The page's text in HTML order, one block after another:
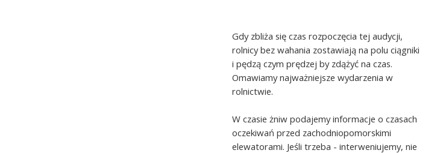
Gdy zbliża się czas rozpoczęcia tej audycji,
rolnicy bez wahania zostawiają na polu ciągniki
i pędzą czym prędzej by zdążyć na czas.
Omawiamy najważniejsze wydarzenia w
rolnictwie.
W czasie żniw podajemy informacje o czasach
oczekiwań przed zachodniopomorskimi
elewatorami. Jeśli trzeba - interweniujemy, nie